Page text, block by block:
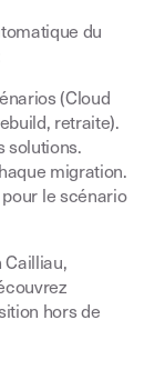
du
(Cloud
retraite).
solutions.
migration.
le scénario
Cailliau,
hors de